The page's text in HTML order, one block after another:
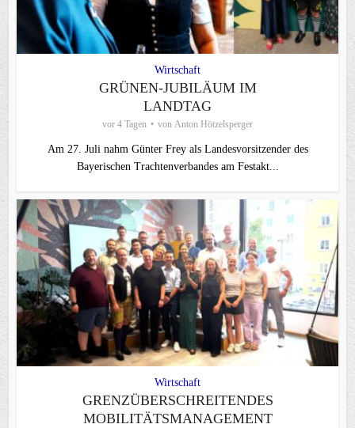
Wirtschaft
GRÜNEN-JUBILÄUM IM
LANDTAG
vor 4 Tagen von Anton Hötzelsperger
Am 27. Juli nahm Günter Frey als Landesvorsitzender des
Bayerischen Trachtenverbandes am Festakt...
Wirtschaft
GRENZÜBERSCHREITENDES
MOBILITÄTSMANAGEMENT